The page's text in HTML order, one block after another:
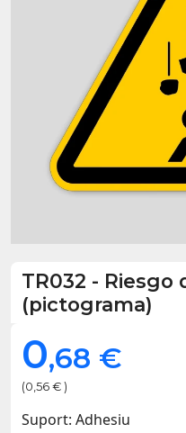
TR032 - Riesgo
(pictograma)
0,68 €
(0,56 € )
Suport: Adhesiu